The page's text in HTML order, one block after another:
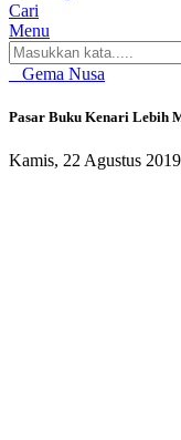
Cari
Menu
Gema Nusa
Pasar Buku Kenari Lebih
Kamis, 22 Agustus